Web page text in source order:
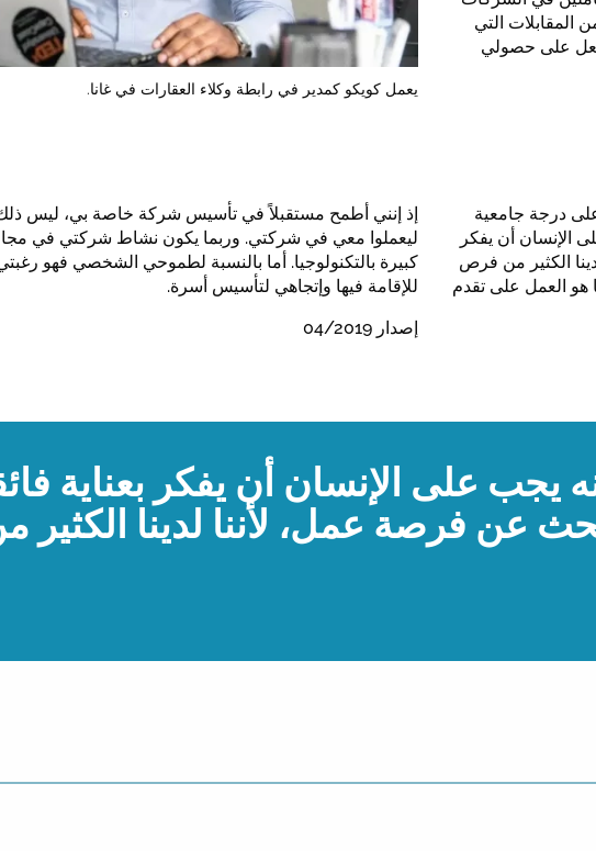
يعمل كويكو كمدير في رابطة وكلاء العقارات في غانا.
التي
على حصولي
درجة جامعية
الإنسان أن يفكر
الكثير من فرص
هو العمل على تقدم
إذ إنني أطمح مستقبلاً في تأسيس شركة خاصة بي، ليس
ليعملوا معي في شركتي. وربما يكون نشاط شركتي في
كبيرة بالتكنولوجيا. أما بالنسبة لطموحي الشخصي فهو
للإقامة فيها وإتجاهي لتأسيس أسرة.
إصدار 04/2019
يجب على الإنسان أن يفكر بعناية
عن فرصة عمل، لأننا لدينا